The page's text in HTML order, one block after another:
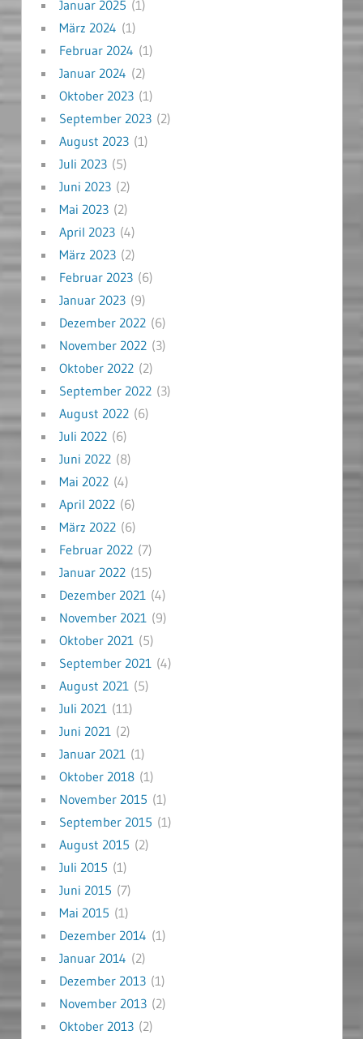
Januar 2025 (1)
März 2024 (1)
Februar 2024 (1)
Januar 2024 (2)
Oktober 2023(1)
September 2023(2)
August 2023(1)
Juli 2023(5)
Juni 2023(2)
Mai 2023(2)
April 2023(4)
März 2023(2)
Februar 2023(6)
Januar 2023(9)
Dezember 2022(6)
November 2022(3)
Oktober 2022(2)
September 2022(3)
August 2022(6)
Juli 2022(6)
Juni 2022(8)
Mai 2022(4)
April 2022(6)
März 2022(6)
Februar 2022(7)
Januar 2022(15)
Dezember 2021 (4)
November 2021 (9)
Oktober 2021 (5)
September 2021 (4)
August 2021 (5)
Juli 2021 (11)
Juni 2021 (2)
Januar 2021 (1)
Oktober 2018(1)
November 2015 (1)
September 2015 (1)
August 2015 (2)
Juli 2015 (1)
Juni 2015 (7)
Mai 2015 (1)
Dezember 2014 (1)
Januar 2014 (2)
Dezember 2013(1)
November 2013(2)
Oktober 2013(2)